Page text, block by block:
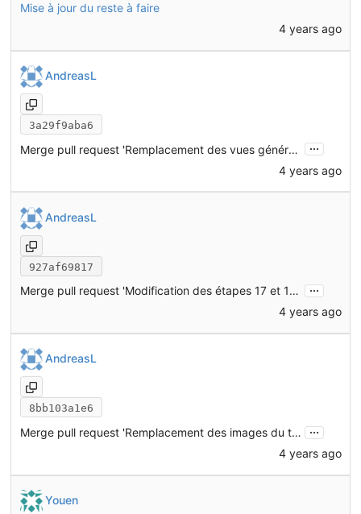
Mise à jour du reste à faire
4 years ago
AndreasL
3a29f9aba6
Merge pull request 'Remplacement des vues générales par les nouvelles versions' (
...
4 years ago
AndreasL
927af69817
Merge pull request 'Modification des étapes 17 et 18 pour prendre en compte l'ajout de T22' (
...
4 years ago
AndreasL
8bb103a1e6
Merge pull request 'Remplacement des images du tendeur de chaîne par une vue plus claire avec annotations' (
...
4 years ago
Youen